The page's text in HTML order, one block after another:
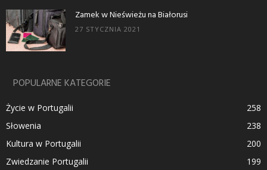
Zamek w Nieświeżu na Białorusi
27 STYCZNIA 2021
POPULARNE KATEGORIE
Życie w Portugalii
258
Słowenia
238
Kultura w Portugalii
200
Zwiedzanie Portugalii
199